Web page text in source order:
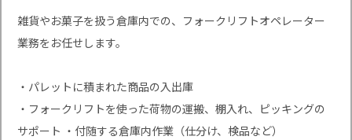
雑貨やお菓子を扱う倉庫内での、フォークリフトオペレーター
業務をお任せします。
・パレットに積まれた商品の入出庫
・フォークリフトを使った荷物の運搬、棚入れ、ピッキングの
サポート ・付随する倉庫内作業（仕分け、検品など）